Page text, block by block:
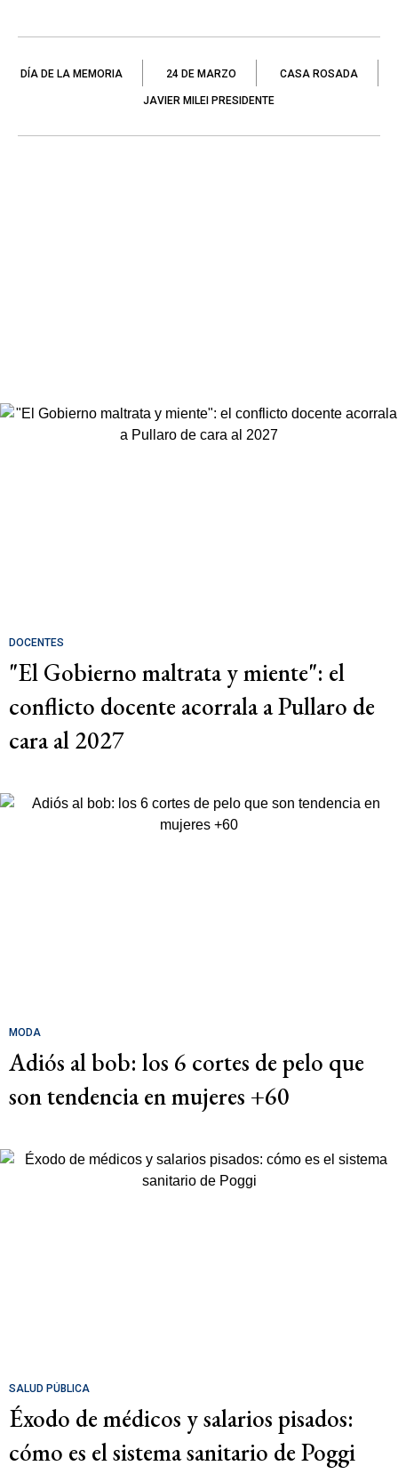
DÍA DE LA MEMORIA 24 DE MARZO CASA ROSADA
JAVIER MILEI PRESIDENTE
DOCENTES
"El Gobierno maltrata y miente": el
conflicto docente acorrala a Pullaro de
cara al 2027
MODA
Adiós al bob: los 6 cortes de pelo que
son tendencia en mujeres +60
SALUD PÚBLICA
Éxodo de médicos y salarios pisados:
cómo es el sistema sanitario de Poggi